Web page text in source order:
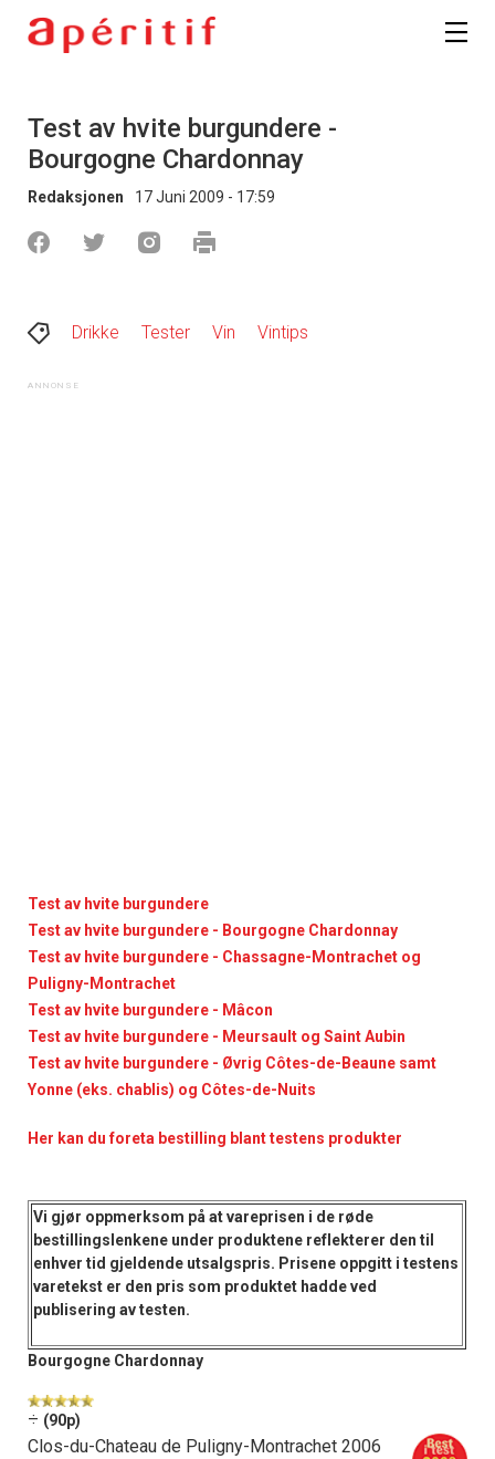
Test av hvite burgundere -
Bourgogne Chardonnay
Redaksjonen 17 Juni 2009 - 17:59
Drikke Tester Vin Vintips
Test av hvite burgundere
Test av hvite burgundere - Bourgogne Chardonnay
Test av hvite burgundere - Chassagne-Montrachet og
Puligny-Montrachet
Test av hvite burgundere - Mâcon
Test av hvite burgundere - Meursault og Saint Aubin
Test av hvite burgundere - Øvrig Côtes-de-Beaune samt
Yonne (eks. chablis) og Côtes-de-Nuits
Her kan du foreta bestilling blant testens produkter
Vi gjør oppmerksom på at vareprisen i de røde
bestillingslenkene under produktene reflekterer den til
enhver tid gjeldende utsalgspris. Prisene oppgitt i testens
varetekst er den pris som produktet hadde ved
publisering av testen.
Bourgogne Chardonnay
÷ (90p)
Clos-du-Chateau de Puligny-Montrachet 2006